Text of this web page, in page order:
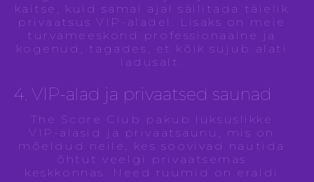
kaitse, kuid samal ajal säilitada täielik
privaatsus VIP-aladel. Lisaks on meie
turvameeskond professionaalne ja
kogenud, tagades, et kõik sujub alati
ladusalt.
4. VIP-alad ja privaatsed saunad
The Score Club pakub luksuslikke
VIP-alasid ja privaatsaunu, mis on
mõeldud neile, kes soovivad nautida
õhtut veelgi privaatsemas
keskkonnas. Need ruumid on eraldi